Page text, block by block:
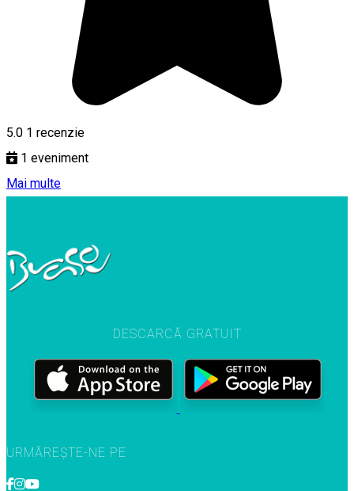
5.0 1 recenzie
1 eveniment
Mai multe
DESCARCĂ GRATUIT
URMĂREȘTE-NE PE